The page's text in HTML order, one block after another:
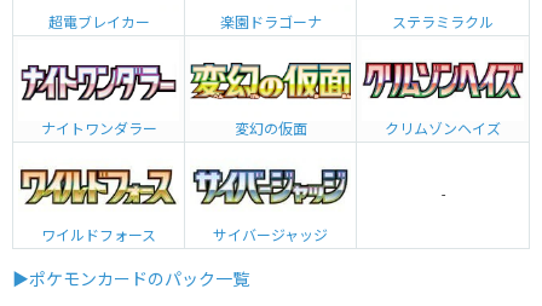
超電ブレイカー 楽園ドラゴーナ ステラミラクル
ナイトワンダラー 変幻の仮面 クリムゾンヘイズ
ワイルドフォース サイバージャッジ
-
▶ポケモンカードのパック一覧